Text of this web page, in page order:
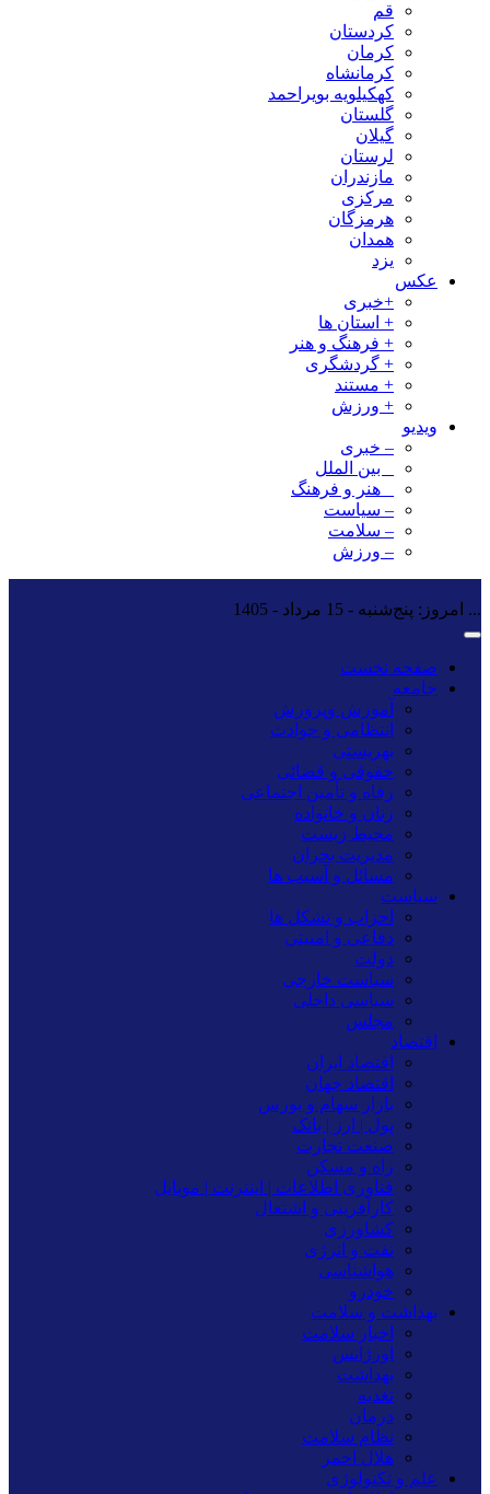
قم
کردستان
کرمان
کرمانشاه
کهکیلویه بویراحمد
گلستان
گیلان
لرستان
مازندران
مرکزی
هرمزگان
همدان
یزد
عکس
+خبری
+ استان ها
+ فرهنگ و هنر
+ گردشگری
+ مستند
+ ورزش
ویدیو
– خبری
_ بین الملل
_ هنر و فرهنگ
– سیاست
– سلامت
– ورزش
... امروز: پنج‌شنبه - 15 مرداد - 1405
صفحه نخست
جامعه
آموزش وپرورش
انتظامی و حوادث
بهزیستی
حقوقی و قضائی
رفاه و تأمین اجتماعی
زنان و خانواده
محیط زیست
مدیریت بحران
مسائل و آسیب ها
سیاست
احزاب و تشکل ها
دفاعی و امنیتی
دولت
سیاست خارجی
سیاسی داخلی
مجلس
اقتصاد
اقتصاد ایران
اقتصاد جهان
بازار سهام و بورس
پول | ارز | بانک
صنعت تجارت
راه و مسکن
فناوری اطلاعات | اینترنت | موبایل
کارآفرینی و اشتغال
کشاورزی
نفت و انرژی
هواشناسی
خودرو
بهداشت و سلامت
اخبار سلامت
اورژانس
بهداشت
تغدیه
درمان
نظام سلامت
هلال احمر
علم و تکنولوژی